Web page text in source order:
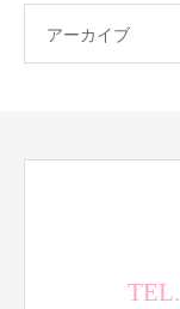
アーカイブ
TEL.